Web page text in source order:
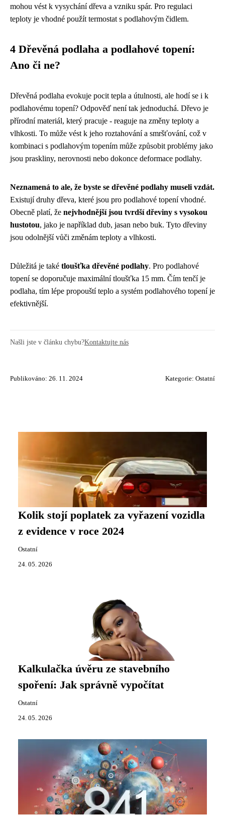
mohou vést k vysychání dřeva a vzniku spár. Pro regulaci
teploty je vhodné použít termostat s podlahovým čidlem.
4 Dřevěná podlaha a podlahové topení:
Ano či ne?
Dřevěná podlaha evokuje pocit tepla a útulnosti, ale hodí se i k
podlahovému topení? Odpověď není tak jednoduchá. Dřevo je
přírodní materiál, který pracuje - reaguje na změny teploty a
vlhkosti. To může vést k jeho roztahování a smršťování, což v
kombinaci s podlahovým topením může způsobit problémy jako
jsou praskliny, nerovnosti nebo dokonce deformace podlahy.
Neznamená to ale, že byste se dřevěné podlahy museli vzdát.
Existují druhy dřeva, které jsou pro podlahové topení vhodné.
Obecně platí, že nejvhodnější jsou tvrdší dřeviny s vysokou
hustotou, jako je například dub, jasan nebo buk. Tyto dřeviny
jsou odolnější vůči změnám teploty a vlhkosti.
Důležitá je také tloušťka dřevěné podlahy. Pro podlahové
topení se doporučuje maximální tloušťka 15 mm. Čím tenčí je
podlaha, tím lépe propouští teplo a systém podlahového topení je
efektivnější.
Našli jste v článku chybu?Kontaktujte nás
Publikováno: 26. 11. 2024 Kategorie: Ostatní
Kolik stojí poplatek za vyřazení vozidla
z evidence v roce 2024
Ostatní
24. 05. 2026
Kalkulačka úvěru ze stavebního
spoření: Jak správně vypočítat
Ostatní
24. 05. 2026